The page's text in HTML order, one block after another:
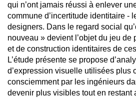
qui n’ont jamais réussi à enlever
commune d’incertitude identitaire -
designers. Dans le regard social
nouveau » devient l’objet du jeu de
et de construction identitaires de
L’étude présente se propose
d’expression visuelle utilisées plus
consciemment par les ingénieurs
devenir plus visibles tout en restant